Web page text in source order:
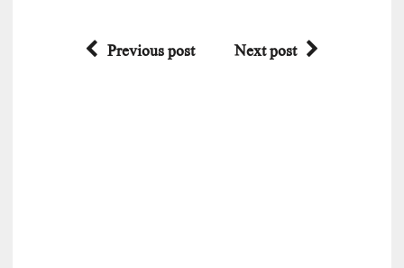
Previous post Next post